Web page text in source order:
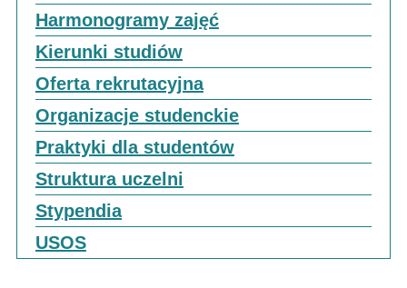
Harmonogramy zajęć
Kierunki studiów
Oferta rekrutacyjna
Organizacje studenckie
Praktyki dla studentów
Struktura uczelni
Stypendia
USOS